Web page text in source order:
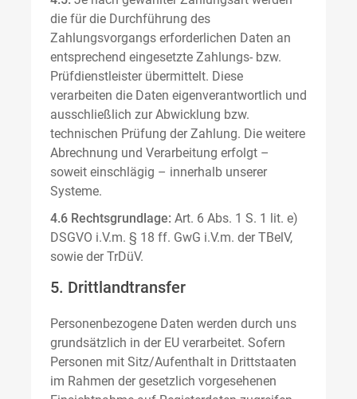
die für die Durchführung des
Zahlungsvorgangs erforderlichen Daten an
entsprechend eingesetzte Zahlungs- bzw.
Prüfdienstleister übermittelt. Diese
verarbeiten die Daten eigenverantwortlich und
ausschließlich zur Abwicklung bzw.
technischen Prüfung der Zahlung. Die weitere
Abrechnung und Verarbeitung erfolgt –
soweit einschlägig – innerhalb unserer
Systeme.
4.6 Rechtsgrundlage: Art. 6 Abs. 1 S. 1 lit. e)
DSGVO i.V.m. § 18 ff. GwG i.V.m. der TBelV,
sowie der TrDüV.
5. Drittlandtransfer
Personenbezogene Daten werden durch uns
grundsätzlich in der EU verarbeitet. Sofern
Personen mit Sitz/Aufenthalt in Drittstaaten
im Rahmen der gesetzlich vorgesehenen